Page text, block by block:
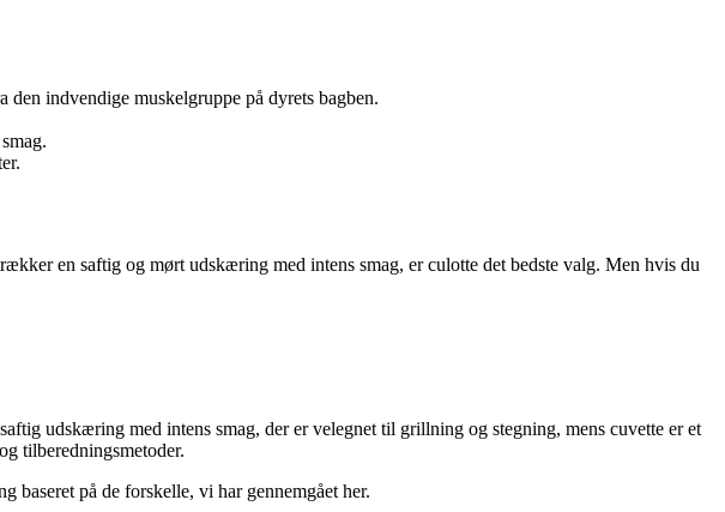
indvendige muskelgruppe på dyrets bagben.
en saftig og mørt udskæring med intens smag, er culotte det bedste valg. Men hvis du
udskæring med intens smag, der er velegnet til grillning og stegning, mens cuvette er et
tilberedningsmetoder.
baseret på de forskelle, vi har gennemgået her.